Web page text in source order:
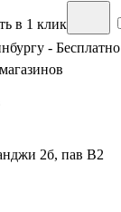
в 1 клик
- Бесплатно
2б, пав В2